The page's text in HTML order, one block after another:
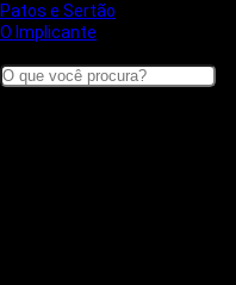
Patos e Sertão
O Implicante